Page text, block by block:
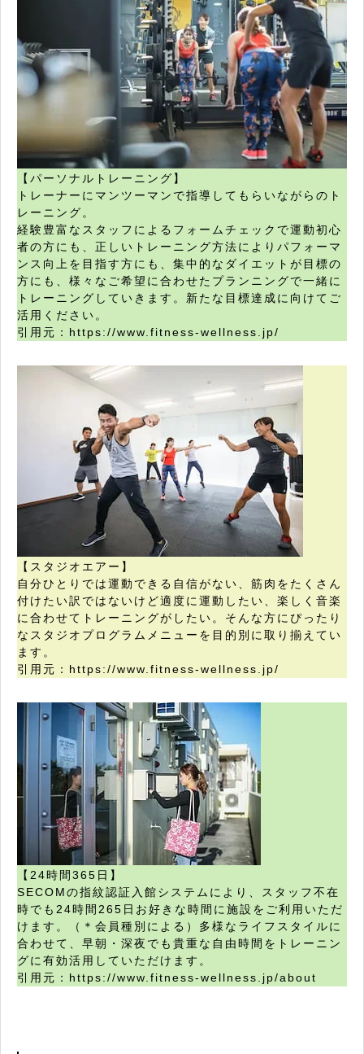
【パーソナルトレーニング】
トレーナーにマンツーマンで指導してもらいながらのト
レーニング。
経験豊富なスタッフによるフォームチェックで運動初心
者の方にも、正しいトレーニング方法によりパフォーマ
ンス向上を目指す方にも、集中的なダイエットが目標の
方にも、様々なご希望に合わせたプランニングで一緒に
トレーニングしていきます。新たな目標達成に向けてご
活用ください。
引用元：https://www.fitness-wellness.jp/
【スタジオエアー】
自分ひとりでは運動できる自信がない、筋肉をたくさん
付けたい訳ではないけど適度に運動したい、楽しく音楽
に合わせてトレーニングがしたい。そんな方にぴったり
なスタジオプログラムメニューを目的別に取り揃えてい
ます。
引用元：https://www.fitness-wellness.jp/
【24時間365日】
SECOMの指紋認証入館システムにより、スタッフ不在
時でも24時間265日お好きな時間に施設をご利用いただ
けます。（＊会員種別による）多様なライフスタイルに
合わせて、早朝・深夜でも貴重な自由時間をトレーニン
グに有効活用していただけます。
引用元：https://www.fitness-wellness.jp/about